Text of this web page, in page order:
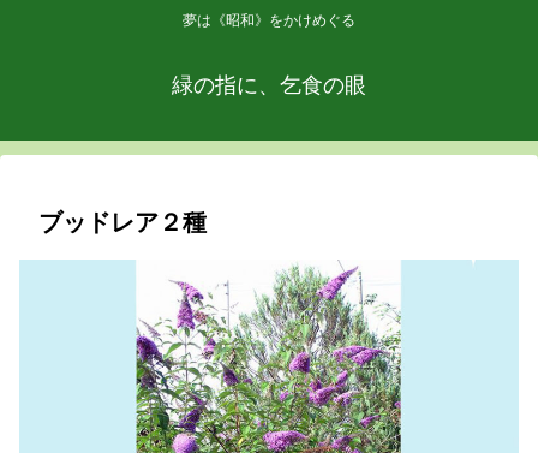
夢は《昭和》をかけめぐる
緑の指に、乞食の眼
ブッドレア２種